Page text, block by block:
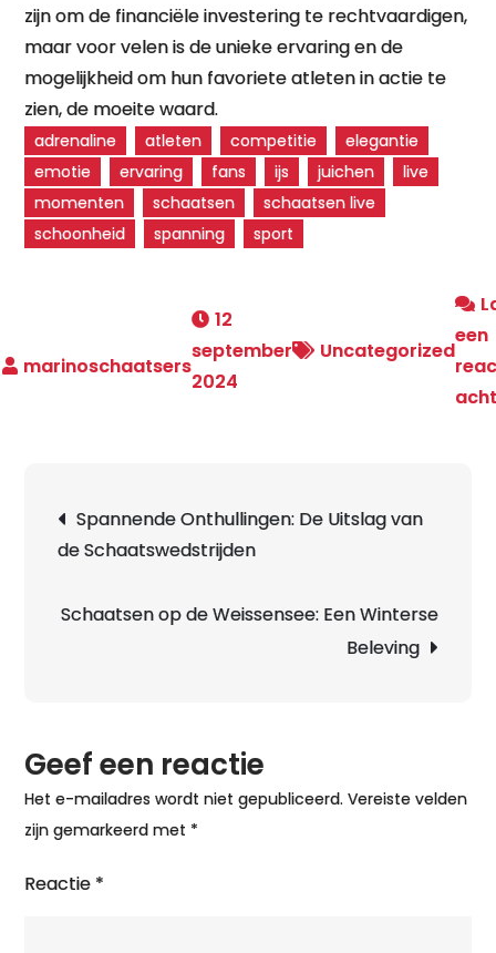
zijn om de financiële investering te rechtvaardigen,
maar voor velen is de unieke ervaring en de
mogelijkheid om hun favoriete atleten in actie te
zien, de moeite waard.
adrenaline atleten competitie
elegantie
emotie
ervaring fans ijs juichen
live
momenten
schaatsen
schaatsen live
schoonheid
spanning sport
12
september
2024
Uncategorized
een
Spannende Onthullingen: De Uitslag van
de Schaatswedstrijden
Schaatsen op de Weissensee: Een Winterse
Beleving
Geef een reactie
Het e-mailadres wordt niet gepubliceerd. Vereiste velden
zijn gemarkeerd met *
Reactie *